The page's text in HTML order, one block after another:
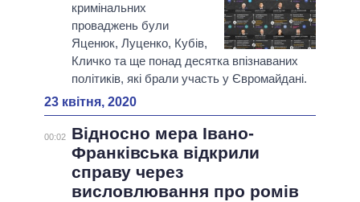
кримінальних
проваджень були
Яценюк, Луценко, Кубів,
Кличко та ще понад десятка впізнаваних
політиків, які брали участь у Євромайдані.
23 квітня, 2020
00:02
Відносно мера Івано-
Франківська відкрили
справу через
висловлювання про ромів